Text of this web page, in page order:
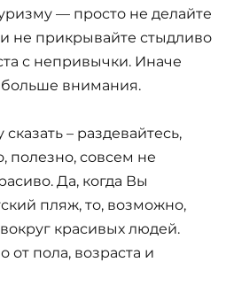
— просто не делайте
не прикрывайте стыдливо
с непривычки. Иначе
больше внимания.
– раздевайтесь,
полезно, совсем не
Да, когда Вы
пляж, то, возможно,
красивых людей.
пола, возраста и